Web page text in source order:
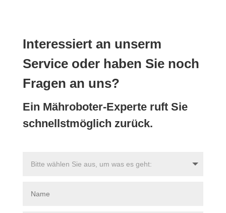
Interessiert an unserm
Service oder haben Sie noch
Fragen an uns?
Ein Mähroboter-Experte ruft Sie
schnellstmöglich zurück.